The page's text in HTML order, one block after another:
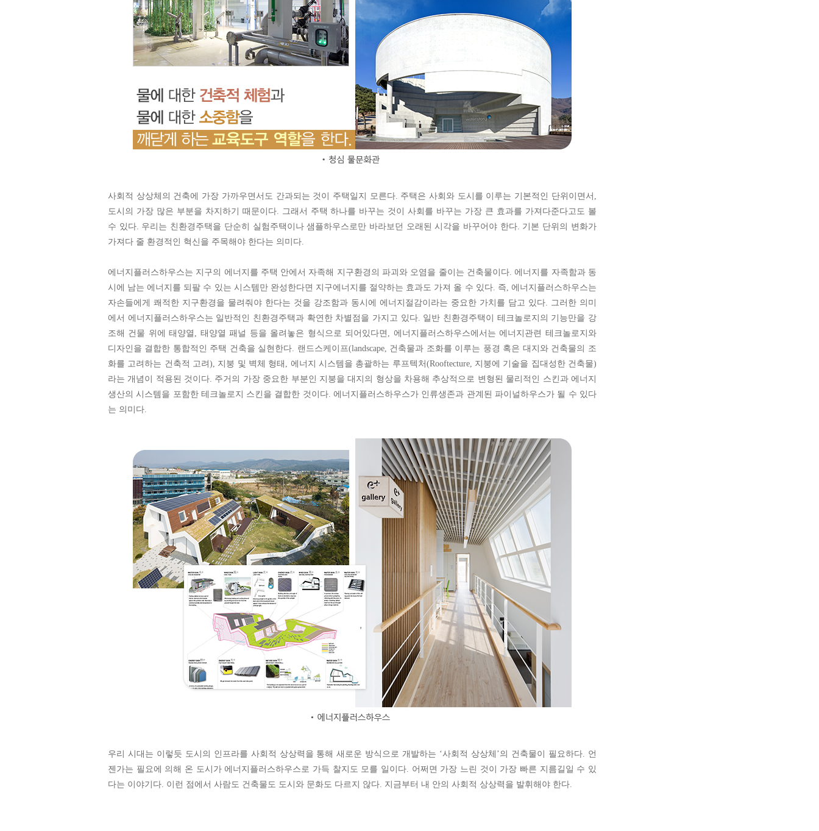
사회적 상상체의 건축에 가장 가까우면서도 간과되는 것이 주택일지 모른다. 주택은 사회와 도시를 이루는 기본적인 단위이면서,
도시의 가장 많은 부분을 차지하기 때문이다. 그래서 주택 하나를 바꾸는 것이 사회를 바꾸는 가장 큰 효과를 가져다준다고도 볼
수 있다. 우리는 친환경주택을 단순히 실험주택이나 샘플하우스로만 바라보던 오래된 시각을 바꾸어야 한다. 기본 단위의 변화가
가져다 줄 환경적인 혁신을 주목해야 한다는 의미다.
에너지플러스하우스는 지구의 에너지를 주택 안에서 자족해 지구환경의 파괴와 오염을 줄이는 건축물이다. 에너지를 자족함과 동
시에 남는 에너지를 되팔 수 있는 시스템만 완성한다면 지구에너지를 절약하는 효과도 가져 올 수 있다. 즉, 에너지플러스하우스는
자손들에게 쾌적한 지구환경을 물려줘야 한다는 것을 강조함과 동시에 에너지절감이라는 중요한 가치를 담고 있다. 그러한 의미
에서 에너지플러스하우스는 일반적인 친환경주택과 확연한 차별점을 가지고 있다. 일반 친환경주택이 테크놀로지의 기능만을 강
조해 건물 위에 태양열, 태양열 패널 등을 올려놓은 형식으로 되어있다면, 에너지플러스하우스에서는 에너지관련 테크놀로지와
디자인을 결합한 통합적인 주택 건축을 실현한다. 랜드스케이프(landscape, 건축물과 조화를 이루는 풍경 혹은 대지와 건축물의 조
화를 고려하는 건축적 고려), 지붕 및 벽체 형태, 에너지 시스템을 총괄하는 루프텍처(Rooftecture, 지붕에 기술을 집대성한 건축물)
라는 개념이 적용된 것이다. 주거의 가장 중요한 부분인 지붕을 대지의 형상을 차용해 추상적으로 변형된 물리적인 스킨과 에너지
생산의 시스템을 포함한 테크놀로지 스킨을 결합한 것이다. 에너지플러스하우스가 인류생존과 관계된 파이널하우스가 될 수 있다
는 의미다.
우리 시대는 이렇듯 도시의 인프라를 사회적 상상력을 통해 새로운 방식으로 개발하는 ‘사회적 상상체’의 건축물이 필요하다. 언
젠가는 필요에 의해 온 도시가 에너지플러스하우스로 가득 찰지도 모를 일이다. 어쩌면 가장 느린 것이 가장 빠른 지름길일 수 있
다는 이야기다. 이런 점에서 사람도 건축물도 도시와 문화도 다르지 않다. 지금부터 내 안의 사회적 상상력을 발휘해야 한다.